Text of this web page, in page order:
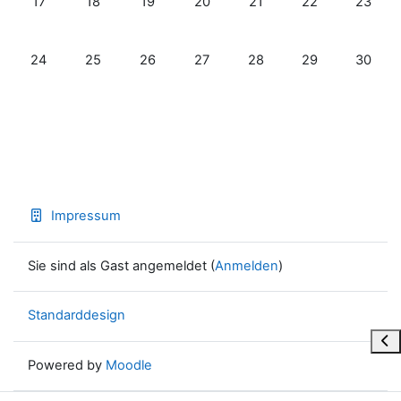
Keine Termine, Montag, 24. November
24 Keine Termine, Dienstag, 25. November
25 Keine Termine, Mittwoch, 26. November
26 Keine Termine, Donnerstag, 27.
27 Keine Termine, Freitag,
28 Keine Termine,
29 Keine
30
Impressum
Sie sind als Gast angemeldet (Anmelden)
Standarddesign
Powered by Moodle